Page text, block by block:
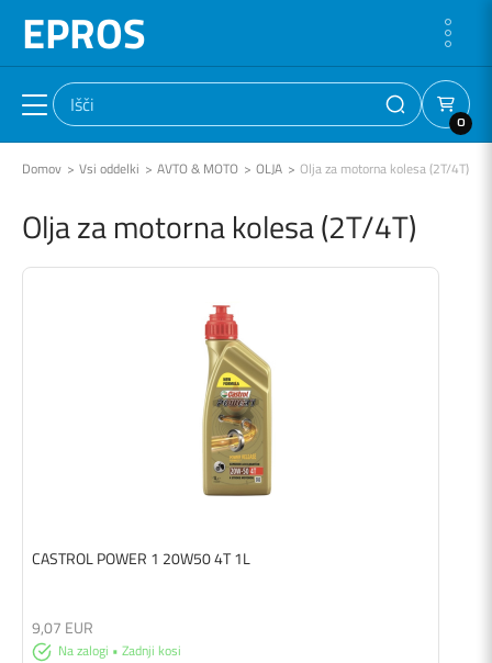
EPROS
0
Domov Vsi oddelki AVTO & MOTO OLJA Olja za motorna kolesa (2T/4T)
Olja za motorna kolesa (2T/4T)
CASTROL POWER 1 20W50 4T 1L
Na zalogi • Zadnji kosi
9,07 EUR